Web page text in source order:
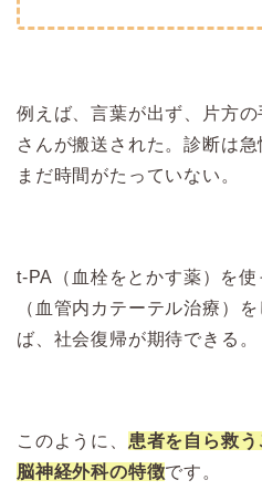
例えば、言葉が出ず、片方
さんが搬送された。診断は
まだ時間がたっていない。
t-PA（血栓をとかす薬）を
（血管内カテーテル治療）
ば、社会復帰が期待できる。
このように、 患者を自ら救う
脳神経外科の特徴です。